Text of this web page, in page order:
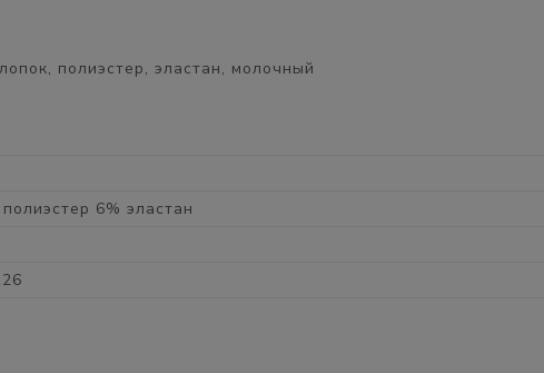
полиэстер, эластан, молочный
6% эластан